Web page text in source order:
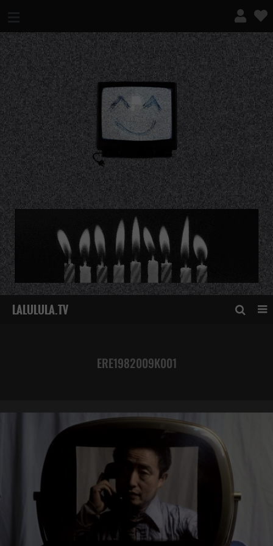
¿QUÉ ES ESTO?
ERE1982009K001